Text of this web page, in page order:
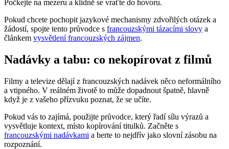
Počkejte na mezeru a klidně se vraťte do hovoru.
Pokud chcete pochopit jazykové mechanismy zdvořilých otázek a
žádostí, spojte tento průvodce s francouzskými tázacími slovy a
článkem vysvětlení francouzských zájmen.
Nadávky a tabu: co nekopírovat z filmů
Filmy a televize dělají z francouzských nadávek něco neformálního
a vtipného. V reálném životě to může dopadnout špatně, hlavně
když je z vašeho přízvuku poznat, že se učíte.
Pokud vás to zajímá, použijte průvodce, který řadí sílu výrazů a
vysvětluje kontext, místo kopírování titulků. Začněte s
francouzskými nadávkami a berte to nejdřív jako slovní zásobu na
rozpoznání.